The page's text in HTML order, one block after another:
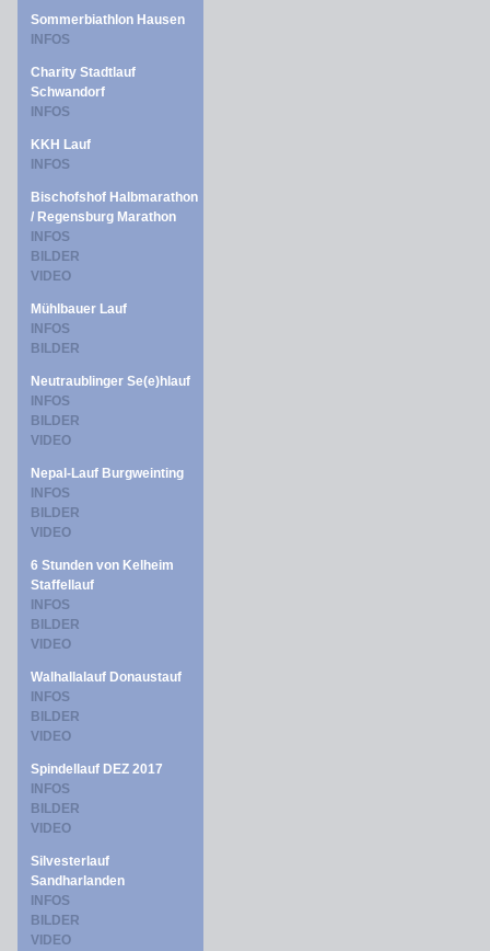
Sommerbiathlon Hausen
INFOS
Charity Stadtlauf
Schwandorf
INFOS
KKH Lauf
INFOS
Bischofshof Halbmarathon
/ Regensburg Marathon
INFOS
BILDER
VIDEO
Mühlbauer Lauf
INFOS
BILDER
Neutraublinger Se(e)hlauf
INFOS
BILDER
VIDEO
Nepal-Lauf Burgweinting
INFOS
BILDER
VIDEO
6 Stunden von Kelheim
Staffellauf
INFOS
BILDER
VIDEO
Walhallalauf Donaustauf
INFOS
BILDER
VIDEO
Spindellauf DEZ 2017
INFOS
BILDER
VIDEO
Silvesterlauf
Sandharlanden
INFOS
BILDER
VIDEO